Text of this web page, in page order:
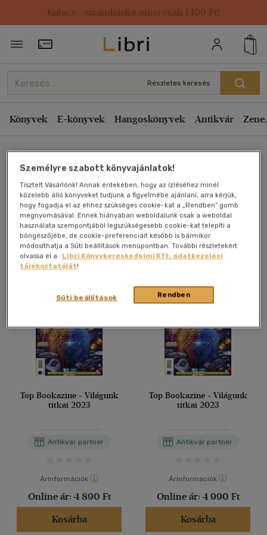
Kulacs / strandtáska most csak 1499 Ft!
Törzsvásárlói Kártya adatai
Részletes keresés
Könyvek E-könyvek Hangoskönyvek Antikvár
Top Bookazine - Világunk
titkai 2023
Antikvár könyv (2db)
Top Bookazine - Világunk
titkai 2023
Antikvár partner
Árinformációk
Online ár: 4 890 Ft
Kosárba
Top Bookazine - Világunk
titkai 2023
Antikvár partner
Árinformációk
Online ár: 4 990 Ft
Kosárba
Személyre szabott könyvajánlatok!
Tisztelt Vásárlónk! Annak érdekében, hogy az ízléséhez minél
közelebb álló könyveket tudjunk a figyelmébe ajánlani, arra kérjük,
hogy fogadja el az ehhez szükséges cookie-kat a „Rendben” gomb
megnyomásával. Ennek hiányában weboldalunk csak a weboldal
használata szempontjából legszükségesebb cookie-kat telepíti a
böngészőjébe, de cookie-preferenciáit később is bármikor
módosíthatja a Süti beállítások menüpontban. További részletekért
olvassa el a
Libri Könyvkereskedelmi Kft. adatkezelési
tájékoztatóját!
Rendben
Süti beállítások